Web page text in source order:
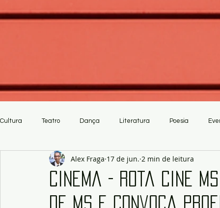
Cultura Teatro Dança Literatura Poesia
Artesanato
Cinema - Rota Cine
de MS e convoca
Alex Fraga 17 de jun. 2 min de leitura